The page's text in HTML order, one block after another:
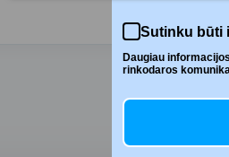
Sutinku būti
Daugiau
rinkodaros